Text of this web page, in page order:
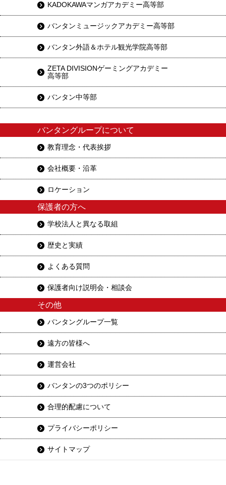
KADOKAWAマンガアカデミー高等部
バンタンミュージックアカデミー高等部
バンタン外語＆ホテル観光学院高等部
ZETA DIVISIONゲーミングアカデミー
高等部
バンタン中等部
バンタングループについて
教育理念・代表挨拶
会社概要・沿革
ロケーション
保護者の方へ
学校法人と異なる取組
歴史と実績
よくある質問
保護者向け説明会・相談会
その他
バンタングループ一覧
遠方の皆様へ
運営会社
バンタンの3つのポリシー
合理的配慮について
プライバシーポリシー
サイトマップ